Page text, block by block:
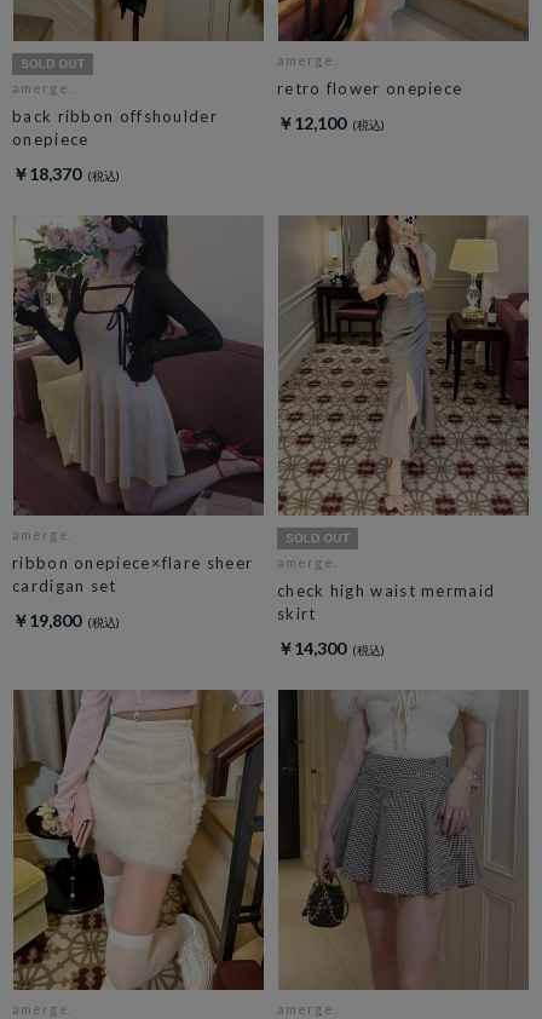
amerge.
back ribbon offshoulder
onepiece
￥18,370
amerge.
retro flower onepiece
￥12,100
amerge.
ribbon onepiece×flare sheer
cardigan set
￥19,800
amerge.
check high waist mermaid
skirt
￥14,300
amerge. amerge.